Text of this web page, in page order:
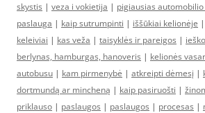
skystis | veza i vokietija | pigiausias
paslauga | kaip sutrumpinti | iššūkiai kelionėje |
keleiviai | kas veža | taisyklės ir pareigos |
berlynas, hamburgas, hanoveris | kelionės
autobusu | kam pirmenybė | atkreipti dėmesį |
dortmundą ar mincheną | kaip pasiruošti |
priklauso | paslaugos | paslaugos | procesas |